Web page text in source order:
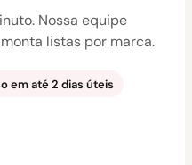
Nossa equipe
listas por marca.
em até 2 dias úteis